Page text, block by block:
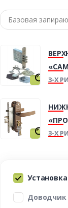
3-Х
3-Х
Установка
Доводчик